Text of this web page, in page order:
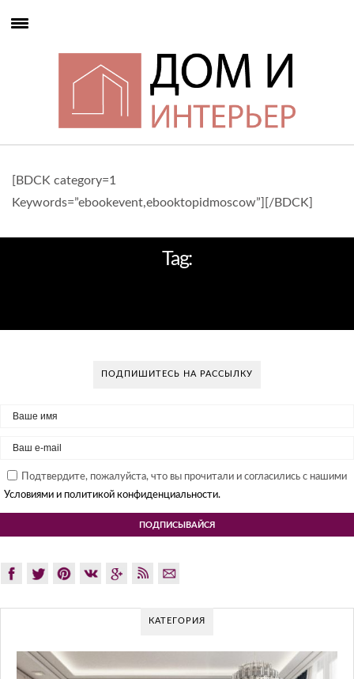
[BDCK category=1
Keywords=”ebookevent,ebooktopidmoscow”][/BDCK]
Tag:
ПОДПИШИТЕСЬ НА РАССЫЛКУ
Подтвердите, пожалуйста, что вы прочитали и согласились с нашими
Условиями и политикой конфиденциальности.
КАТЕГОРИЯ